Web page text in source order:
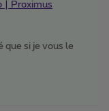
| Proximus
que si je vous le